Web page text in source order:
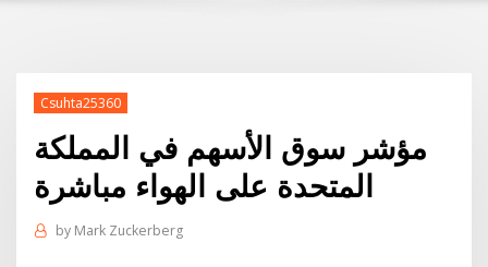
Csuhta25360
مؤشر سوق الأسهم في المملكة
المتحدة على الهواء مباشرة
by Mark Zuckerberg